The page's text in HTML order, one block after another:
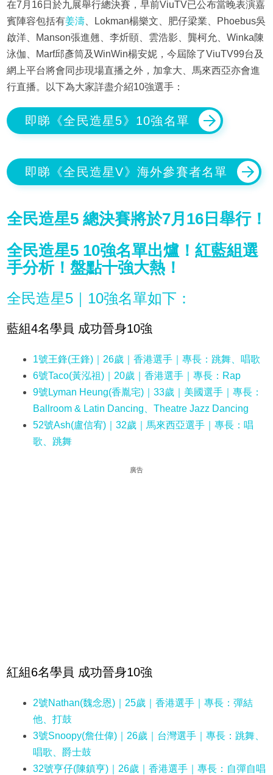
在7月16日於九展舉行總決賽，早前ViuTV已公布當晚表演嘉
賓陣容包括有姜濤、Lokman楊樂文、肥仔梁業、Phoebus吳
啟洋、Manson張進翹、李炘頤、雲浩影、龔柯允、Winka陳
泳伽、Marf邱彥筒及WinWin楊安妮，今屆除了ViuTV99台及
網上平台將會同步現場直播之外，加拿大、馬來西亞亦會進
行直播。以下為大家詳盡介紹10強選手：
即睇《全民造星5》10強名單
即睇《全民造星V》海外參賽者名單
全民造星5 總決賽將於7月16日舉行！
全民造星5 10強名單出爐！紅藍組選
手分析！盤點十強大熱！
全民造星5｜10強名單如下：
藍組4名學員 成功晉身10強
1號王鋒(王鋒)｜26歲｜香港選手｜專長：跳舞、唱歌
6號Taco(黃泓祖)｜20歲｜香港選手｜專長：Rap
9號Lyman Heung(香胤宅)｜33歲｜美國選手｜專長：
Ballroom & Latin Dancing、Theatre Jazz Dancing
52號Ash(盧信宥)｜32歲｜馬來西亞選手｜專長：唱
歌、跳舞
廣告
紅組6名學員 成功晉身10強
2號Nathan(魏念恩)｜25歲｜香港選手｜專長：彈結
他、打鼓
3號Snoopy(詹仕偉)｜26歲｜台灣選手｜專長：跳舞、
唱歌、爵士鼓
32號亨仔(陳鎮亨)｜26歲｜香港選手｜專長：自彈自唱